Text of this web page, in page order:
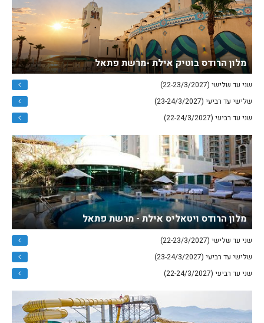
מלון הרודס בוטיק אילת -מרשת פתאל
שני עד שלישי (22-23/3/2027)
שלישי עד רביעי (23-24/3/2027)
שני עד רביעי (22-24/3/2027)
מלון הרודס ויטאליס אילת - מרשת פתאל
שני עד שלישי (22-23/3/2027)
שלישי עד רביעי (23-24/3/2027)
שני עד רביעי (22-24/3/2027)